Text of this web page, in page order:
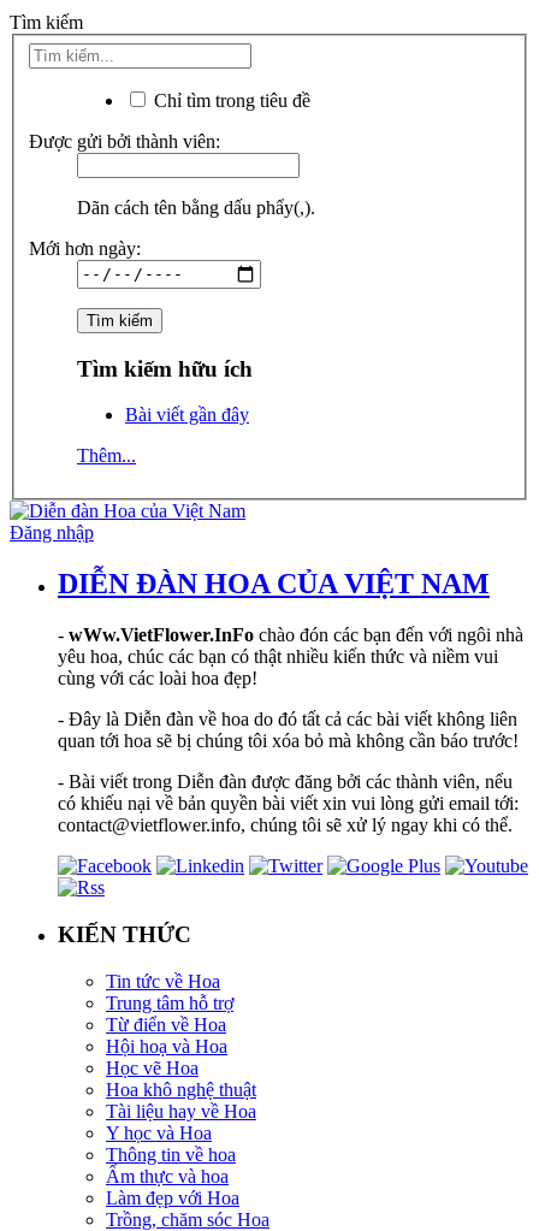
Tìm kiếm
Chỉ tìm trong tiêu đề
Được gửi bởi thành viên:
Dãn cách tên bằng dấu phẩy(,).
Mới hơn ngày:
Tìm kiếm hữu ích
Bài viết gần đây
Thêm...
Đăng nhập
DIỄN ĐÀN HOA CỦA VIỆT NAM
- wWw.VietFlower.InFo chào đón các bạn đến với ngôi nhà
yêu hoa, chúc các bạn có thật nhiều kiến thức và niềm vui
cùng với các loài hoa đẹp!
- Đây là Diễn đàn về hoa do đó tất cả các bài viết không liên
quan tới hoa sẽ bị chúng tôi xóa bỏ mà không cần báo trước!
- Bài viết trong Diễn đàn được đăng bởi các thành viên, nếu
có khiếu nại về bản quyền bài viết xin vui lòng gửi email tới:
contact@vietflower.info, chúng tôi sẽ xử lý ngay khi có thể.
KIẾN THỨC
Tin tức về Hoa
Trung tâm hỗ trợ
Từ điển về Hoa
Hội hoạ và Hoa
Học vẽ Hoa
Hoa khô nghệ thuật
Tài liệu hay về Hoa
Y học và Hoa
Thông tin về hoa
Ẩm thực và hoa
Làm đẹp với Hoa
Trồng, chăm sóc Hoa